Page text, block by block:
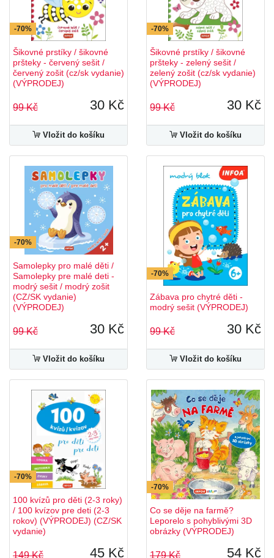
-70%
Šikovné prstíky / šikovné
pršteky - červený sešit /
červený zošit (cz/sk vydanie)
(VÝPRODEJ)
99 Kč 30 Kč
Vložit do košíku
-70%
Šikovné prstíky / šikovné
pršteky - zelený sešit /
zelený zošit (cz/sk vydanie)
(VÝPRODEJ)
99 Kč 30 Kč
Vložit do košíku
-70%
Samolepky pro malé děti /
Samolepky pre malé deti -
modrý sešit / modrý zošit
(CZ/SK vydanie)
(VÝPRODEJ)
99 Kč 30 Kč
Vložit do košíku
-70%
Zábava pro chytré děti -
modrý sešit (VÝPRODEJ)
99 Kč 30 Kč
Vložit do košíku
-70%
100 kvízů pro děti (2-3 roky)
/ 100 kvízov pre deti (2-3
rokov) (VÝPRODEJ) (CZ/SK
vydanie)
149 Kč 45 Kč
-70%
Co se děje na farmě?
Leporelo s pohyblivými 3D
obrázky (VÝPRODEJ)
179 Kč 54 Kč